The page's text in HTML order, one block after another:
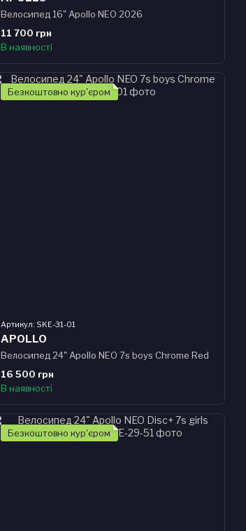
Велосипед 16" Apollo NEO 2026
11 700 грн
В наявності
Безкоштовно кур'єром
Артикул: SKE-31-01
APOLLO
Велосипед 24" Apollo NEO 7s boys Chrome Red
16 500 грн
В наявності
Безкоштовно кур'єром